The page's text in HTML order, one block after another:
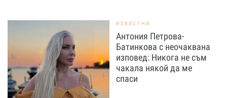
ИЗВЕСТНИ
Антония Петрова-
Батинкова с неочаквана
изповед: Никога не съм
чакала някой да ме
спаси